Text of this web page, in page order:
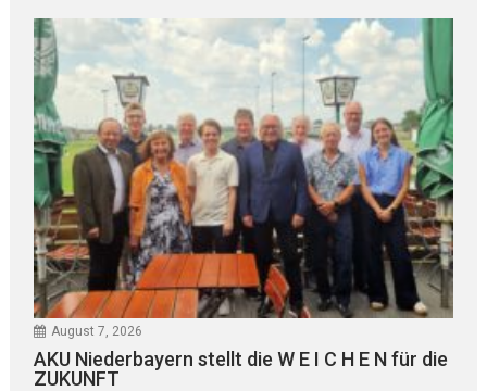
August 7, 2026
AKU Niederbayern stellt die W E I C H E N für die
ZUKUNFT